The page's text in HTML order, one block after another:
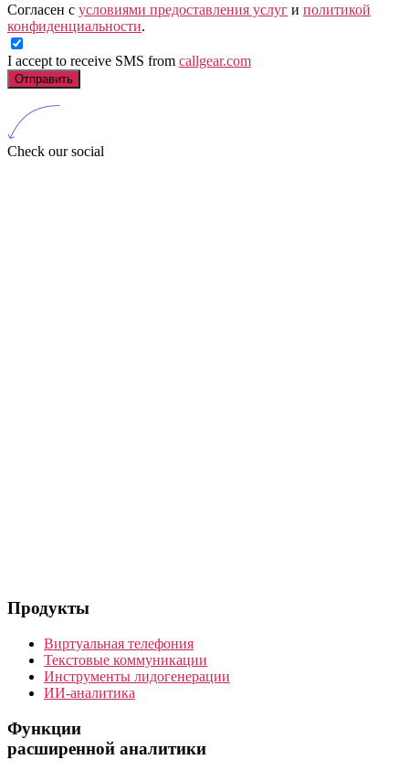
Согласен с условиями предоставления услуг и политикой
конфиденциальности.
I accept to receive SMS from callgear.com
Отправить
Check our social
Продукты
Виртуальная телефония
Текстовые коммуникации
Инструменты лидогенерации
ИИ-аналитика
Функции
расширенной аналитики